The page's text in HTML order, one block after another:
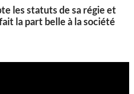
les statuts de sa régie et
la part belle à la société